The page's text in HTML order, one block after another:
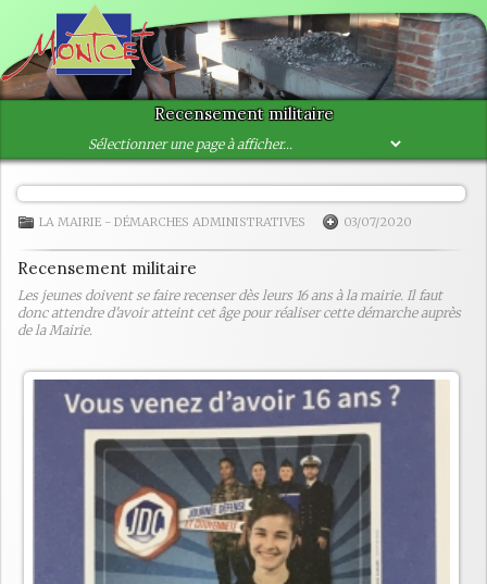
Recensement militaire
LA MAIRIE - DÉMARCHES ADMINISTRATIVES 03/07/2020
Recensement militaire
Les jeunes doivent se faire recenser dès leurs 16 ans à la mairie. Il faut
donc attendre d'avoir atteint cet âge pour réaliser cette démarche auprès
de la Mairie.